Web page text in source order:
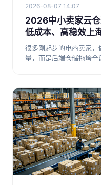
2026-08-07 14:07
2026中小卖家云仓
低成本、高稳效上
很多刚起步的电商卖家
量，而是后端仓储拖垮